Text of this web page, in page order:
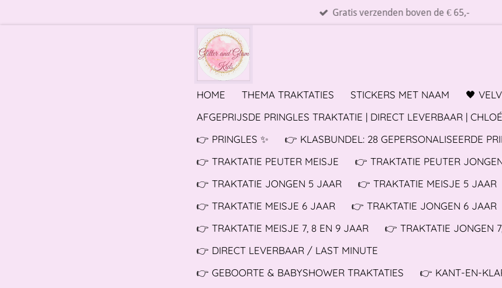
Gratis verzenden boven de € 65,-
HOME THEMA TRAKTATIES STICKERS MET NAAM
🖤
AFGEPRIJSDE PRINGLES TRAKTATIE | DIRECT LEVERBAAR |
👉 PRINGLES ✨️
👉 KLASBUNDEL: 28 GEPERSONALISEERDE
👉 TRAKTATIE PEUTER MEISJE
👉 TRAKTATIE PEUTER
👉 TRAKTATIE JONGEN 5 JAAR
👉 TRAKTATIE MEISJE 5 JAAR
👉 TRAKTATIE MEISJE 6 JAAR
👉 TRAKTATIE JONGEN 6 JAAR
👉 TRAKTATIE MEISJE 7, 8 EN 9 JAAR
👉 TRAKTATIE JONGEN
👉 DIRECT LEVERBAAR / LAST MINUTE
👉 GEBOORTE & BABYSHOWER TRAKTATIES
👉 KANT-EN-